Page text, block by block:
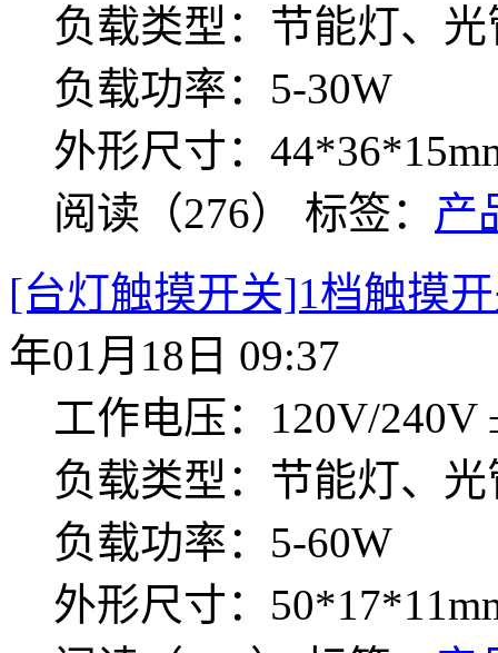
负载类型：节能灯、
负载功率：5-30W
外形尺寸：
阅读（276） 标签： 产
[台灯触摸开关]1档触摸
年01月18日 09:37
工作电压：120V/240V
负载类型：节能灯、
负载功率：5-60W
外形尺寸：